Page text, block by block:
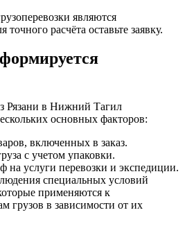
являются
расчёта оставьте заявку.
Рязани в Нижний Тагил
основных факторов:
включенных в заказ.
с учетом упаковки.
на услуги перевозки и экспедиции.
специальных условий
применяются к
грузов в зависимости от их